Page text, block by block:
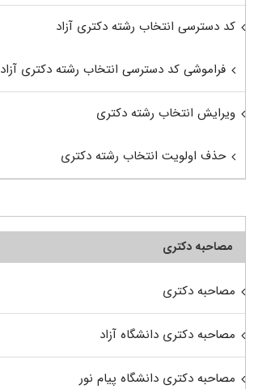
کد دسترسی انتخاب رشته دکتری آزاد
فراموشی کد دسترسی انتخاب رشته دکتری آزاد
ویرایش انتخاب رشته دکتری
حذف اولویت انتخاب رشته دکتری
مصاحبه دکتری
مصاحبه دکتری
مصاحبه دکتری دانشگاه آزاد
مصاحبه دکتری دانشگاه پیام نور